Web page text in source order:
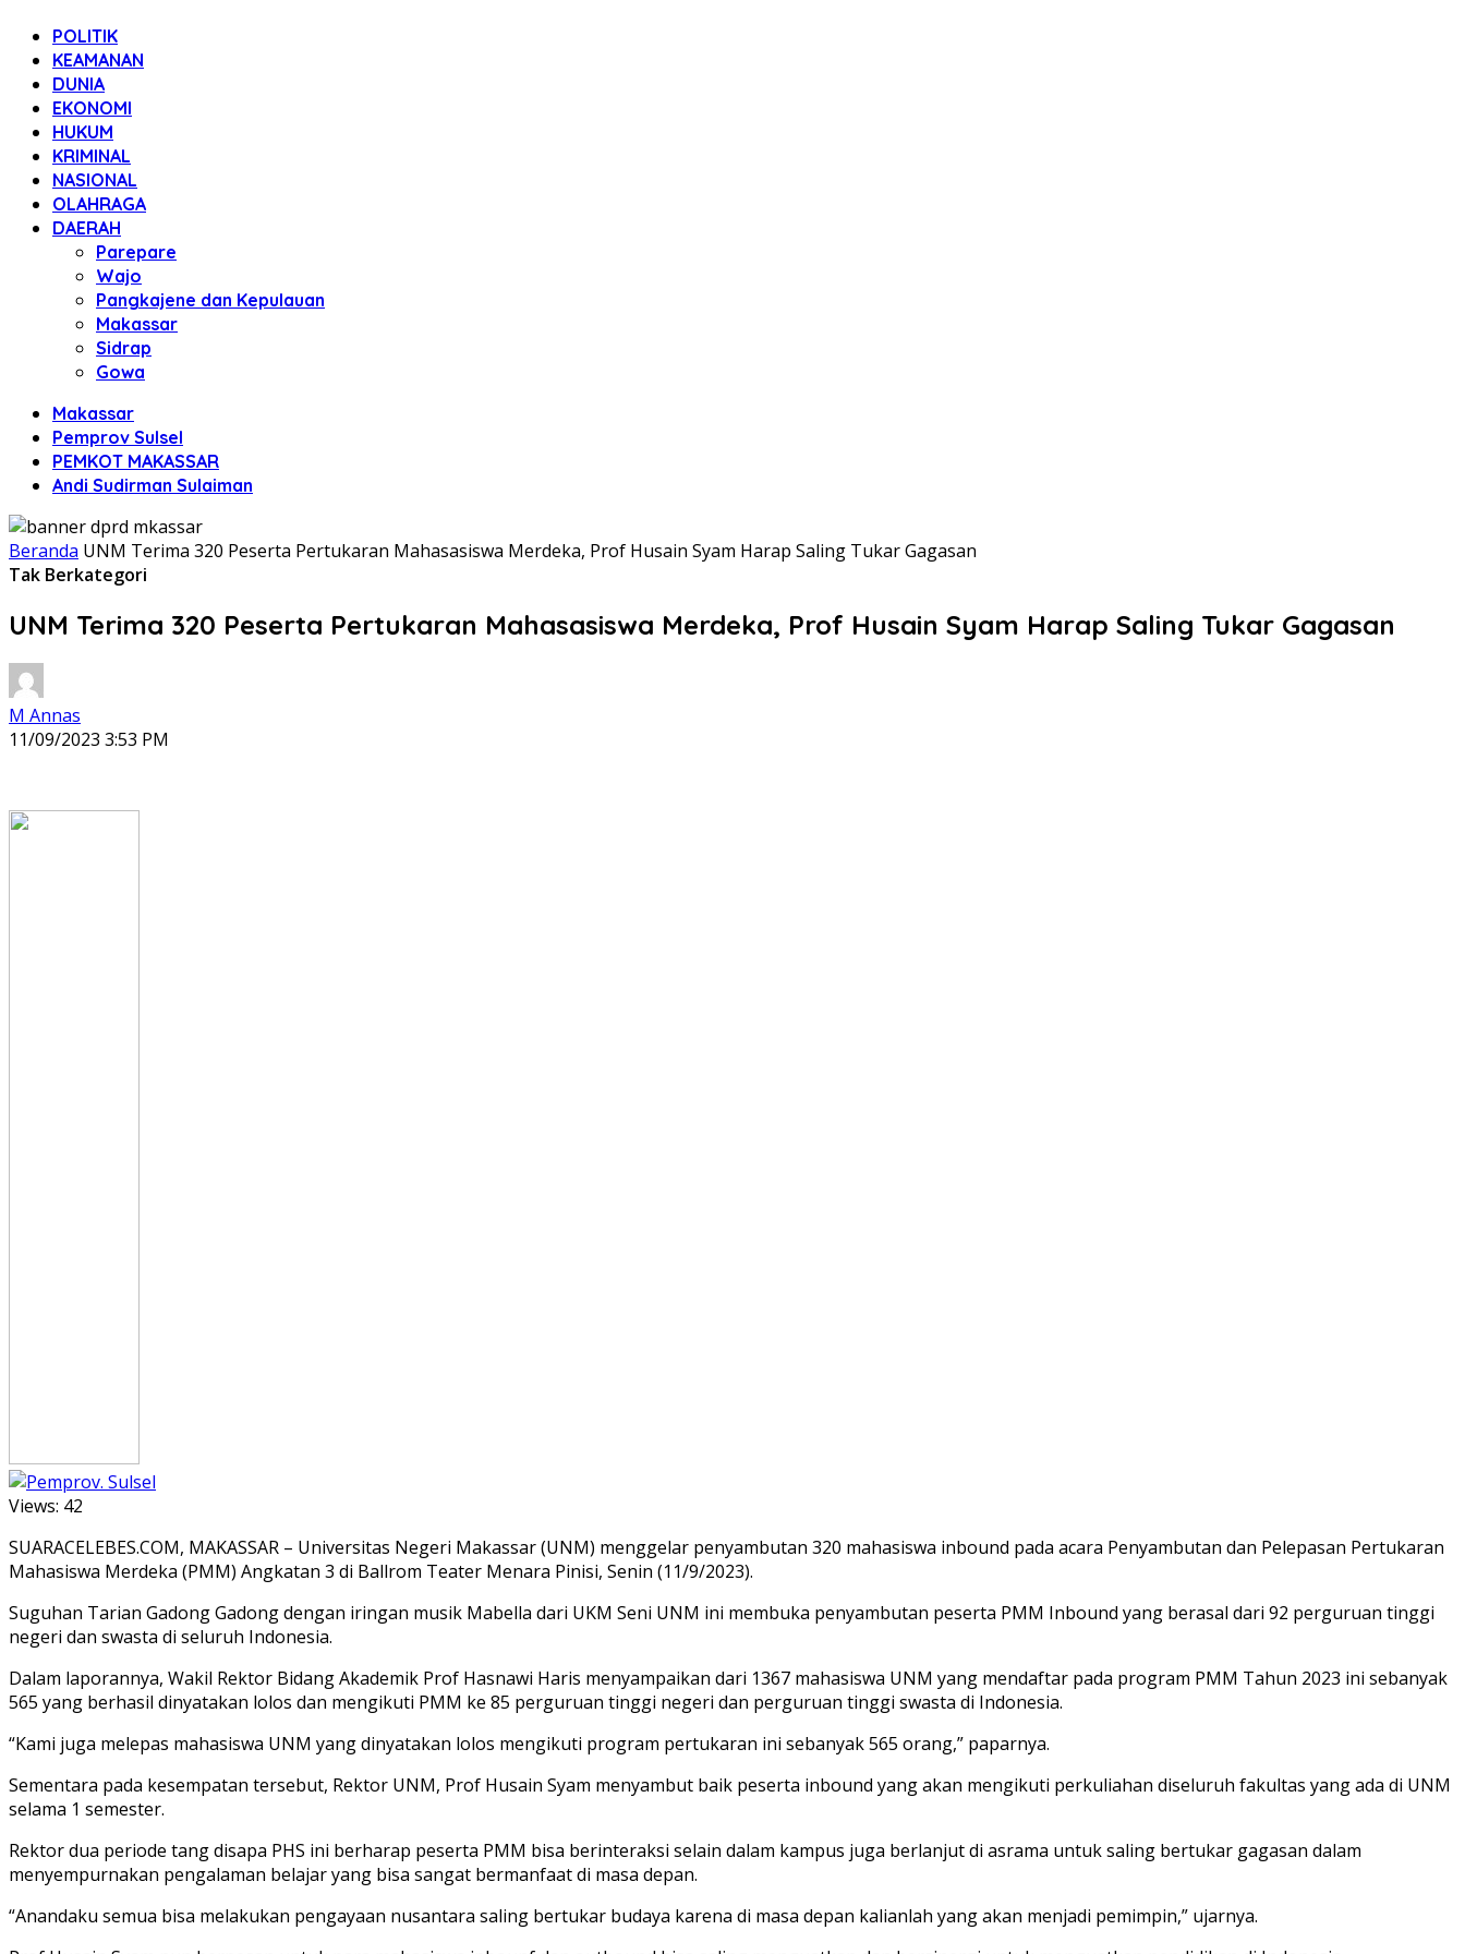
POLITIK
KEAMANAN
DUNIA
EKONOMI
HUKUM
KRIMINAL
NASIONAL
OLAHRAGA
DAERAH
Parepare
Wajo
Pangkajene dan Kepulauan
Makassar
Sidrap
Gowa
Makassar
Pemprov Sulsel
PEMKOT MAKASSAR
Andi Sudirman Sulaiman
Beranda UNM Terima 320 Peserta Pertukaran Mahasasiswa Merdeka, Prof Husain Syam Harap Saling Tukar Gagasan
Tak Berkategori
UNM Terima 320 Peserta Pertukaran Mahasasiswa Merdeka, Prof Husain Syam Harap Saling Tukar Gagasan
M Annas
11/09/2023 3:53 PM
Views: 42
SUARACELEBES.COM, MAKASSAR – Universitas Negeri Makassar (UNM) menggelar penyambutan 320 mahasiswa inbound pada acara Penyambutan dan Pelepasan Pertukaran
Mahasiswa Merdeka (PMM) Angkatan 3 di Ballrom Teater Menara Pinisi, Senin (11/9/2023).
Suguhan Tarian Gadong Gadong dengan iringan musik Mabella dari UKM Seni UNM ini membuka penyambutan peserta PMM Inbound yang berasal dari 92 perguruan tinggi
negeri dan swasta di seluruh Indonesia.
Dalam laporannya, Wakil Rektor Bidang Akademik Prof Hasnawi Haris menyampaikan dari 1367 mahasiswa UNM yang mendaftar pada program PMM Tahun 2023 ini sebanyak
565 yang berhasil dinyatakan lolos dan mengikuti PMM ke 85 perguruan tinggi negeri dan perguruan tinggi swasta di Indonesia.
“Kami juga melepas mahasiswa UNM yang dinyatakan lolos mengikuti program pertukaran ini sebanyak 565 orang,” paparnya.
Sementara pada kesempatan tersebut, Rektor UNM, Prof Husain Syam menyambut baik peserta inbound yang akan mengikuti perkuliahan diseluruh fakultas yang ada di UNM
selama 1 semester.
Rektor dua periode tang disapa PHS ini berharap peserta PMM bisa berinteraksi selain dalam kampus juga berlanjut di asrama untuk saling bertukar gagasan dalam
menyempurnakan pengalaman belajar yang bisa sangat bermanfaat di masa depan.
“Anandaku semua bisa melakukan pengayaan nusantara saling bertukar budaya karena di masa depan kalianlah yang akan menjadi pemimpin,” ujarnya.